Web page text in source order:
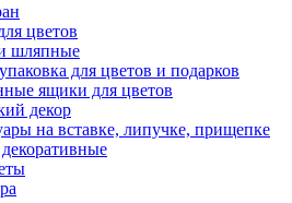
цветов
шляпные
для цветов и подарков
ящики для цветов
декор
на вставке, липучке, прищепке